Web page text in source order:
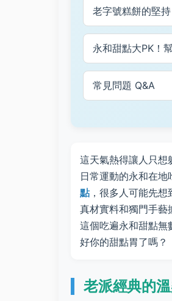
老字號糕餅的堅持
永和甜點大PK！
常見問題 Q&A
這天氣熱得讓人只想
日常運動的永和在
點，很多人可能先想
真材實料和獨門手藝
這個吃遍永和甜點無
好你的甜點胃了嗎？
老派經典的